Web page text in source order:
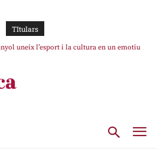
TItulars
uneix l’esport i la cultura en un emotiu
Puigtió: renuncia a Girona pels àudios però